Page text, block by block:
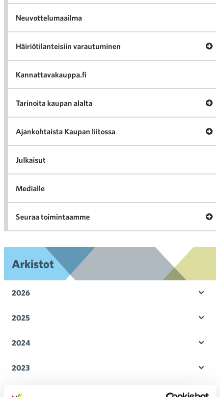
Neuvottelumaailma
Häiriötilanteisiin varautuminen
Kannattavakauppa.fi
Tarinoita kaupan alalta
Ajankohtaista Kaupan liitossa
Julkaisut
Medialle
Seuraa toimintaamme
Arkistot
2026
2025
2024
2023
2022